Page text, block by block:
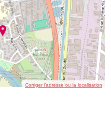
Corriger l’adresse ou la localisation